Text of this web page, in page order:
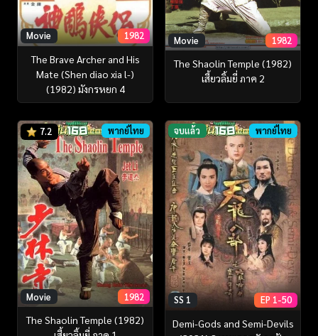
Movie 1982
The Brave Archer and His
Mate (Shen diao xia l-)
(1982) มังกรหยก 4
Movie 1982
The Shaolin Temple (1982)
เสี้ยวลิ้มยี่ ภาค 2
7.2 พากย์ไทย
Movie 1982
The Shaolin Temple (1982)
จบแล้ว พากย์ไทย
SS 1 EP 1-50
Demi-Gods and Semi-Devils